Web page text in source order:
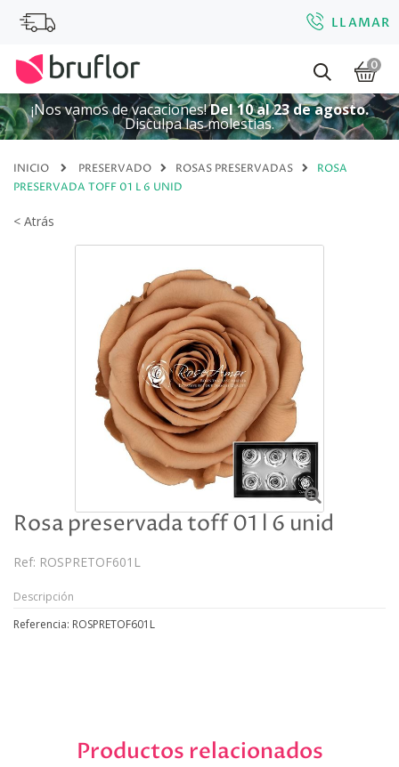
LLAMAR
0
¡Nos vamos de vacaciones!Del 10 al 23 de agosto.
Disculpa las molestias.
INICIO PRESERVADO ROSAS PRESERVADAS
ROSA
PRESERVADA TOFF 01 L 6 UNID
< Atrás
Rosa preservada toff 01 l 6 unid
Ref: ROSPRETOF601L
Descripción
Referencia: ROSPRETOF601L
Productos relacionados